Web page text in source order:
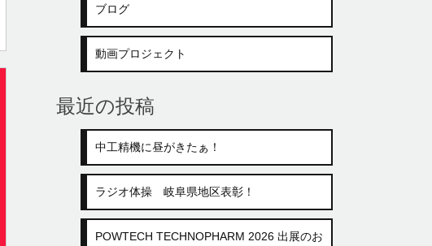
ブログ
動画プロジェクト
最近の投稿
中工精機に昼がきたぁ！
ラジオ体操 岐阜県地区表彰！
POWTECH TECHNOPHARM 2026 出展のお